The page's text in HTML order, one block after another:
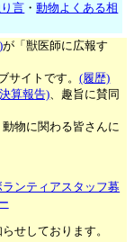
言 ・動物よくある相
が「獣医師に広報す
サイトです。(履歴)
算報告)、趣旨に賛同
動物に関わる皆さんに
ランティアスタッフ募
せしております。